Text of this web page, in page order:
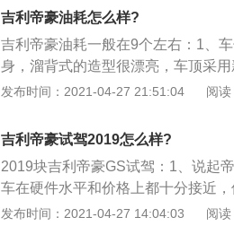
所以才相中它购买它；3、车子整体
都能体现出中国风的元素，让人感
都出奇的好，完全可以有高挡车的
处都有科技线条的印记，让人很是
1米8的大个子不论是在驾驶位，在
吉利帝豪油耗怎么样?
吉利帝豪油耗一般在9个左右：1、
身，溜背式的造型很漂亮，车顶采
整车颜值是相当的高，相信很多人
质非常好，做工也很精细，车内到
意。中控台和车门的衬板摸起来手
外整车内饰很注重科技感的融入，
4、车内乘用空间足够用，后排也很
驾驶位，还是在后排乘坐。都没有
发布时间：2021-04-27 21:51:04 阅
吉利帝豪试驾2019怎么样?
2019块吉利帝豪GS试驾：1、说起
车在硬件水平和价格上都十分接近
造型-更加扁平的车身、略微向下延
发布时间：2021-04-27 14:04:03 阅